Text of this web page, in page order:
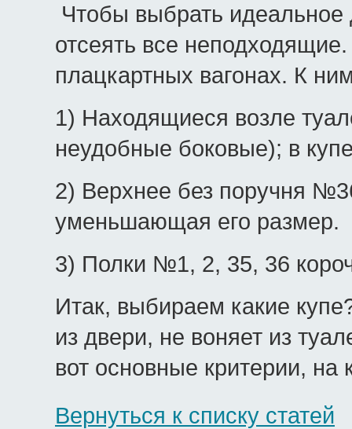
Чтобы выбрать
отсеять все
плацкартных вагонах. К
1) Находящиеся возле
неудобные боковые); в
2) Верхнее без поручня
уменьшающая его размер.
3) Полки №1, 2, 35, 36
Итак, выбираем какие
из двери, не воняет из
вот основные критерии,
Вернуться к списку статей